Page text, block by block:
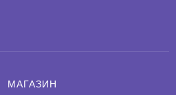
МАГАЗИН